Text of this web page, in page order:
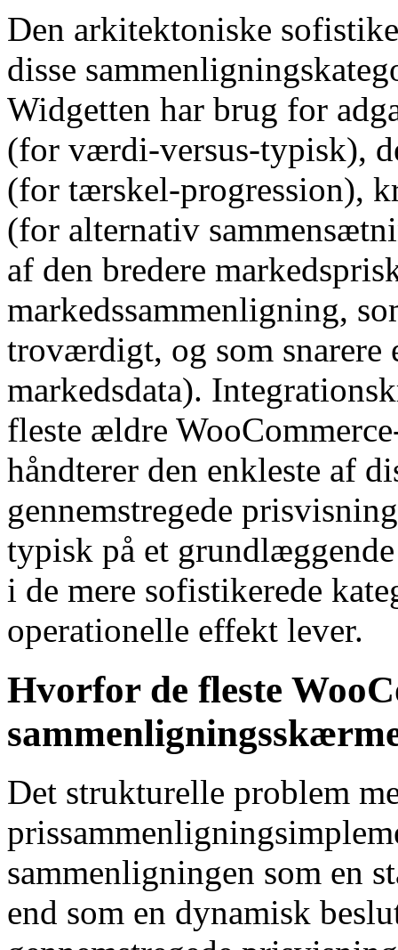
Den arkitektoniske
disse
Widgetten har brug for
(for værdi-versus-typisk),
(for tærskel-progression),
(for alternativ
af den bredere
markedssammenligning,
troværdigt, og som snarere
markedsdata).
fleste ældre
håndterer den enkleste af
gennemstregede
typisk på et
i de mere sofistikerede
operationelle effekt lever.
Hvorfor de fleste
Det strukturelle problem
sammenligningen som en
end som en dynamisk